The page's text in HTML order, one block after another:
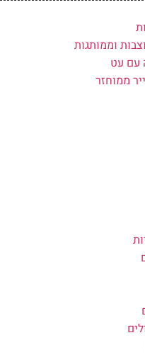
וממותגות
עם עט
ממוחזר